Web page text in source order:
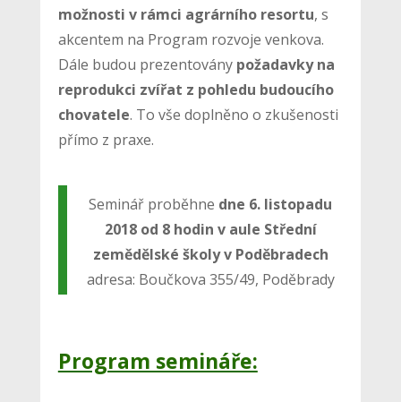
možnosti v rámci agrárního resortu, s
akcentem na Program rozvoje venkova.
Dále budou prezentovány požadavky na
reprodukci zvířat z pohledu budoucího
chovatele. To vše doplněno o zkušenosti
přímo z praxe.
Seminář proběhne dne 6. listopadu
2018 od 8 hodin v aule Střední
zemědělské školy v Poděbradech
adresa: Boučkova 355/49, Poděbrady
Program semináře: